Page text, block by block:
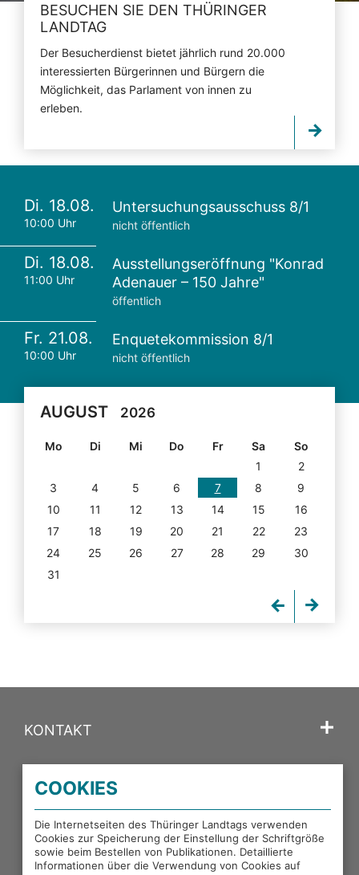
BESUCHEN SIE DEN THÜRINGER
LANDTAG
Der Besucherdienst bietet jährlich rund 20.000
interessierten Bürgerinnen und Bürgern die
Möglichkeit, das Parlament von innen zu
erleben.
Di. 18.08.
10:00 Uhr
Untersuchungsausschuss 8/1
nicht öffentlich
Di. 18.08.
11:00 Uhr
Ausstellungseröffnung "Konrad
Adenauer – 150 Jahre"
öffentlich
Fr. 21.08.
10:00 Uhr
Enquetekommission 8/1
nicht öffentlich
AUGUST 2026
Mo Di Mi Do Fr Sa
So
1
2
3
4 5 6 7 8
9
10
11 12 13 14 15
16
17
18 19 20 21 22
23
24
25 26 27 28 29
30
31
KONTAKT
PORTALE DES THÜRINGER LANDTAGS
EXTERNE LINKS
COOKIES
Die Internetseiten des Thüringer Landtags verwenden
Cookies zur Speicherung der Einstellung der Schriftgröße
sowie beim Bestellen von Publikationen. Detaillierte
Informationen über die Verwendung von Cookies auf